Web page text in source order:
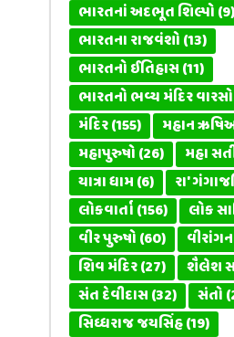
ભારતનાં અદભૂત શિલ્પો(9)
ભારતના રાજવંશો(13)
ભારતનો ઈતિહાસ(11)
ભારતનો ભવ્ય મંદિર વારસો
મંદિર(155) મહાન
મહાપુરુષો(26) મહા
યાત્રા ધામ(6) રા'
લોકવાર્તા(156) લોક
વીર પુરુષો(60)
શિવ મંદિર(27) શૈલેશ
સંત દેવીદાસ(32) સંતો
સિધ્ધરાજ જયસિંહ(19)